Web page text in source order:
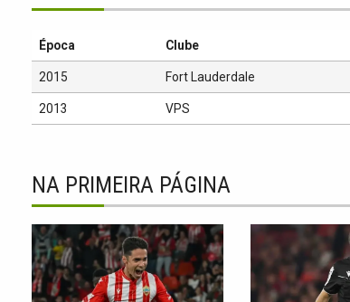
Época Clube
2015 Fort Lauderdale
2013 VPS
NA PRIMEIRA PÁGINA